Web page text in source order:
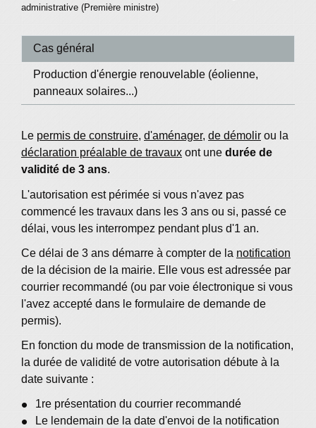
administrative (Première ministre)
Cas général
Production d'énergie renouvelable (éolienne,
panneaux solaires...)
Le permis de construire, d'aménager, de démolir ou la
déclaration préalable de travaux ont une durée de
validité de 3 ans.
L'autorisation est périmée si vous n'avez pas
commencé les travaux dans les 3 ans ou si, passé ce
délai, vous les interrompez pendant plus d'1 an.
Ce délai de 3 ans démarre à compter de la notification
de la décision de la mairie. Elle vous est adressée par
courrier recommandé (ou par voie électronique si vous
l'avez accepté dans le formulaire de demande de
permis).
En fonction du mode de transmission de la notification,
la durée de validité de votre autorisation débute à la
date suivante :
1re présentation du courrier recommandé
Le lendemain de la date d'envoi de la notification